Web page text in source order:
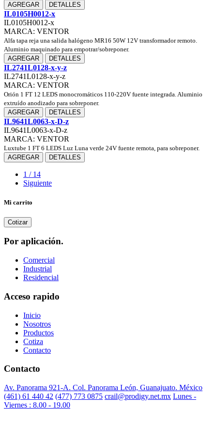
AGREGAR
DETALLES
IL0105H0012-x
IL0105H0012-x
MARCA: VENTOR
Alfa tapa reja una salida halógeno MR16 50W 12V transformador remoto.
Aluminio maquinado para empotrar/sobreponer.
AGREGAR
DETALLES
IL2741L0128-x-y-z
IL2741L0128-x-y-z
MARCA: VENTOR
Orión 1 FT 12 LEDS monocromáticos 110-220V fuente integrada. Aluminio
extruído anodizado para sobreponer.
AGREGAR
DETALLES
IL9641L0063-x-D-z
IL9641L0063-x-D-z
MARCA: VENTOR
Luxtube 1 FT 6 LEDS Luz Luna verde 24V fuente remota, para sobreponer.
AGREGAR
DETALLES
1 / 14
Siguiente
Mi carrito
Cotizar
Por aplicación.
Comercial
Industrial
Residencial
Acceso rapido
Inicio
Nosotros
Productos
Cotiza
Contacto
Contacto
Av. Panorama 921-A. Col. Panorama León, Guanajuato. México
(461) 61 440 42 (477) 773 0875 crail@prodigy.net.mx Lunes -
Viernes : 8.00 - 19.00